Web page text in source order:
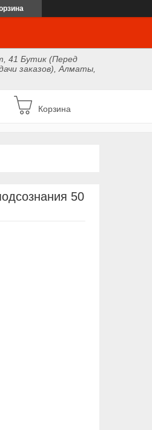
41 Бутик (Перед
заказов), Алматы,
Корзина
50